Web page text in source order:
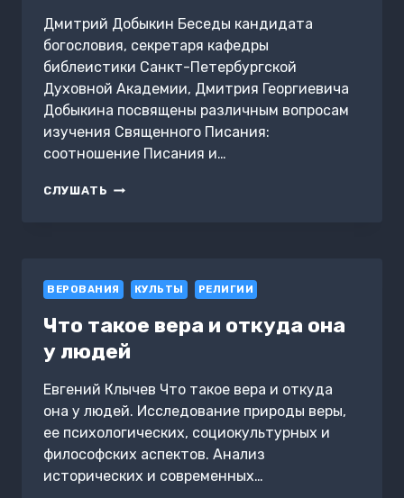
Дмитрий Добыкин Беседы кандидата
богословия, секретаря кафедры
библеистики Санкт-Петербургской
Духовной Академии, Дмитрия Георгиевича
Добыкина посвящены различным вопросам
изучения Священного Писания:
соотношение Писания и…
СЛУШАТЬ ЧУДЕСА
(ЧАСТЬ
ВЕРОВАНИЯ КУЛЬТЫ РЕЛИГИИ
Что такое вера и откуда она
у людей
Евгений Клычев Что такое вера и откуда
она у людей. Исследование природы веры,
ее психологических, социокультурных и
философских аспектов. Анализ
исторических и современных…